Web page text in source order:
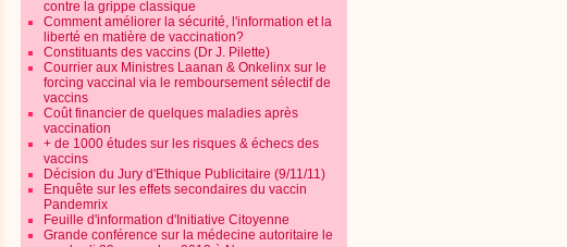
contre la grippe classique
Comment améliorer la sécurité, l'information et la
liberté en matière de vaccination?
Constituants des vaccins (Dr J. Pilette)
Courrier aux Ministres Laanan & Onkelinx sur le
forcing vaccinal via le remboursement sélectif de
vaccins
Coût financier de quelques maladies après
vaccination
+ de 1000 études sur les risques & échecs des
vaccins
Décision du Jury d'Ethique Publicitaire (9/11/11)
Enquête sur les effets secondaires du vaccin
Pandemrix
Feuille d'information d'Initiative Citoyenne
Grande conférence sur la médecine autoritaire le